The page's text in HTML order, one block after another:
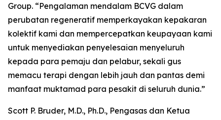
Group. “Pengalaman mendalam BCVG dalam
perubatan regeneratif memperkayakan kepakaran
kolektif kami dan mempercepatkan keupayaan kami
untuk menyediakan penyelesaian menyeluruh
kepada para pemaju dan pelabur, sekali gus
memacu terapi dengan lebih jauh dan pantas demi
manfaat muktamad para pesakit di seluruh dunia.”
Scott P. Bruder, M.D., Ph.D., Pengasas dan Ketua